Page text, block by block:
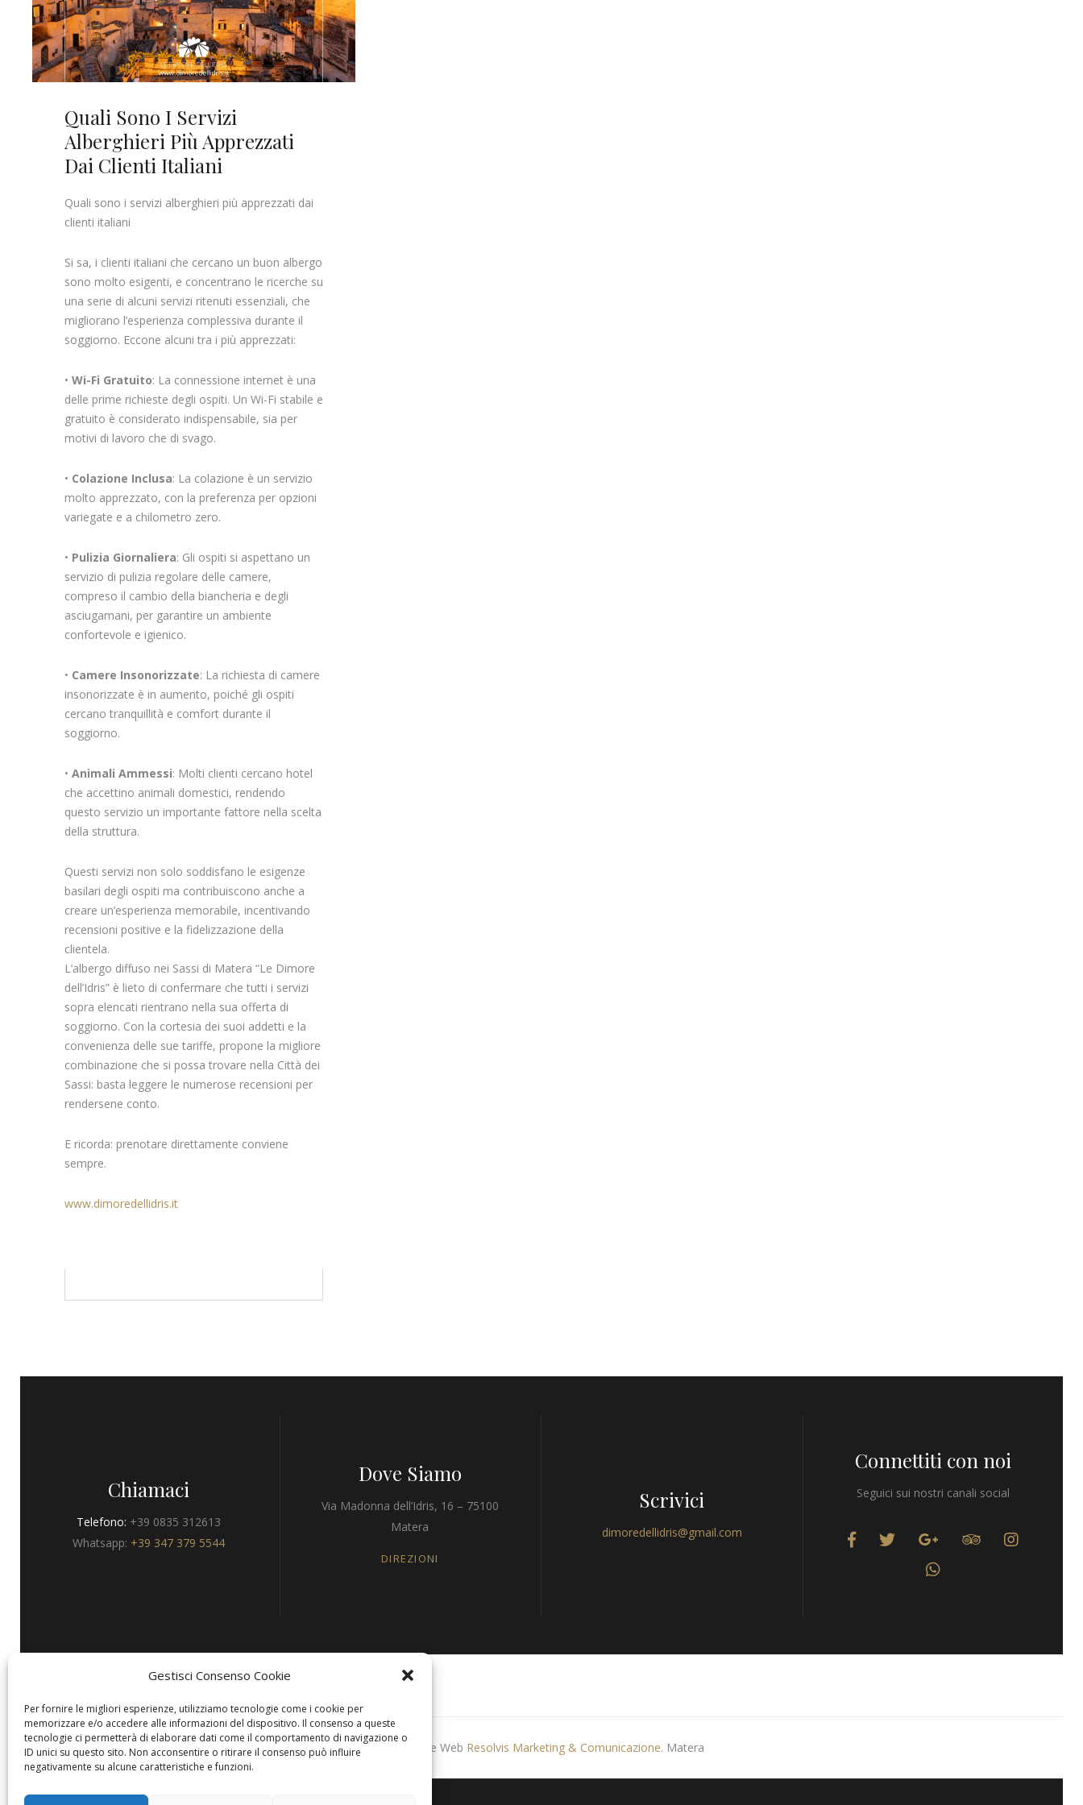
Gestisci Consenso Cookie
Per fornire le migliori esperienze, utilizziamo tecnologie come i cookie per
memorizzare e/o accedere alle informazioni del dispositivo. Il consenso a queste
tecnologie ci permetterà di elaborare dati come il comportamento di navigazione o
ID unici su questo sito. Non acconsentire o ritirare il consenso può influire
negativamente su alcune caratteristiche e funzioni.
Quali Sono I Servizi
Alberghieri Più Apprezzati
Dai Clienti Italiani
Quali sono i servizi alberghieri più apprezzati dai
clienti italiani
Si sa, i clienti italiani che cercano un buon albergo
sono molto esigenti, e concentrano le ricerche su
una serie di alcuni servizi ritenuti essenziali, che
migliorano l’esperienza complessiva durante il
soggiorno. Eccone alcuni tra i più apprezzati:
• Wi-Fi Gratuito: La connessione internet è una
delle prime richieste degli ospiti. Un Wi-Fi stabile e
gratuito è considerato indispensabile, sia per
motivi di lavoro che di svago.
• Colazione Inclusa: La colazione è un servizio
molto apprezzato, con la preferenza per opzioni
variegate e a chilometro zero.
• Pulizia Giornaliera: Gli ospiti si aspettano un
servizio di pulizia regolare delle camere,
compreso il cambio della biancheria e degli
asciugamani, per garantire un ambiente
confortevole e igienico.
• Camere Insonorizzate: La richiesta di camere
insonorizzate è in aumento, poiché gli ospiti
cercano tranquillità e comfort durante il
soggiorno.
• Animali Ammessi: Molti clienti cercano hotel
che accettino animali domestici, rendendo
questo servizio un importante fattore nella scelta
della struttura.
Questi servizi non solo soddisfano le esigenze
basilari degli ospiti ma contribuiscono anche a
creare un’esperienza memorabile, incentivando
recensioni positive e la fidelizzazione della
clientela.
L’albergo diffuso nei Sassi di Matera “Le Dimore
dell’Idris” è lieto di confermare che tutti i servizi
sopra elencati rientrano nella sua offerta di
soggiorno. Con la cortesia dei suoi addetti e la
convenienza delle sue tariffe, propone la migliore
combinazione che si possa trovare nella Città dei
Sassi: basta leggere le numerose recensioni per
rendersene conto.
E ricorda: prenotare direttamente conviene
sempre.
www.dimoredellidris.it
Chiamaci
Telefono: +39 0835 312613
Whatsapp: +39 347 379 5544
Dove Siamo
Via Madonna dell’Idris, 16 – 75100
Matera
DIREZIONI
Scrivici
dimoredellidris@gmail.com
Connettiti con noi
Seguici sui nostri canali social
Produzione Web Resolvis Marketing & Comunicazione. Matera